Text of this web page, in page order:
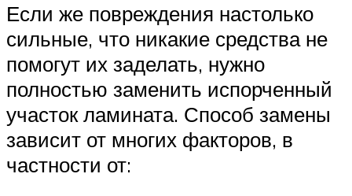
Если же повреждения настолько
сильные, что никакие средства не
помогут их заделать, нужно
полностью заменить испорченный
участок ламината. Способ замены
зависит от многих факторов, в
частности от: